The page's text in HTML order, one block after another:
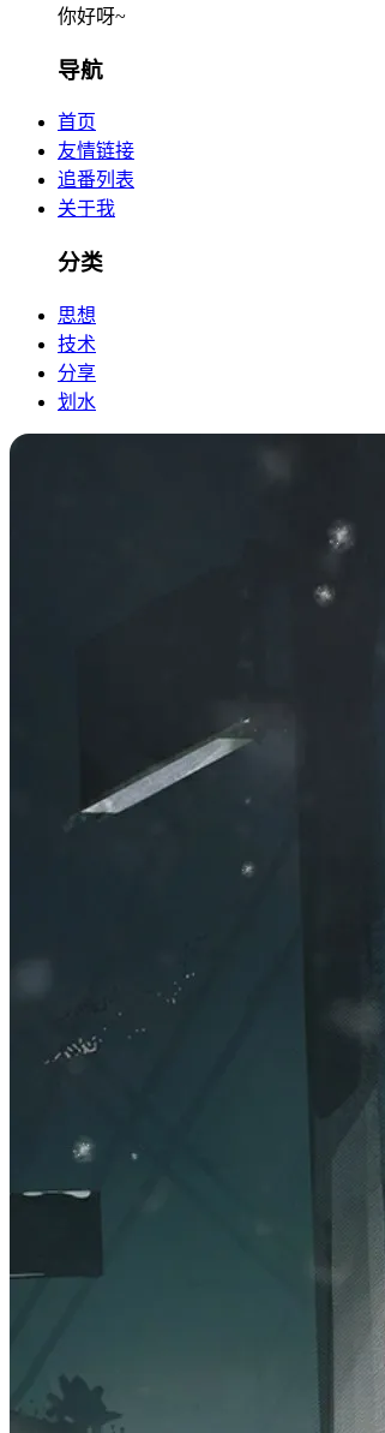
你好呀~
导航
首页
友情链接
追番列表
关于我
分类
思想
技术
分享
划水